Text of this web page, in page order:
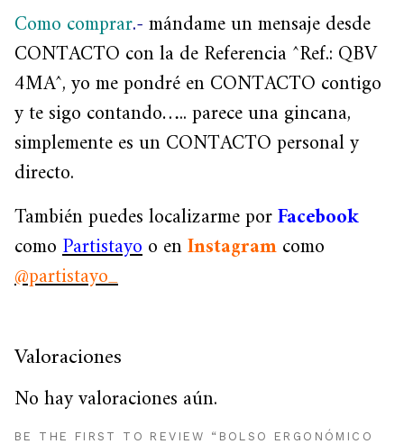
Como comprar.-mándame un mensaje desde
CONTACTO con la de Referencia ^Ref.: QBV
4MA^, yo me pondré en CONTACTO contigo
y te sigo contando….. parece una gincana,
simplemente es un CONTACTO personal y
directo.
También puedes localizarme porFacebook
comoPartistayoo enInstagramcomo
@partistayo_
Valoraciones
No hay valoraciones aún.
BE THE FIRST TO REVIEW “BOLSO ERGONÓMICO